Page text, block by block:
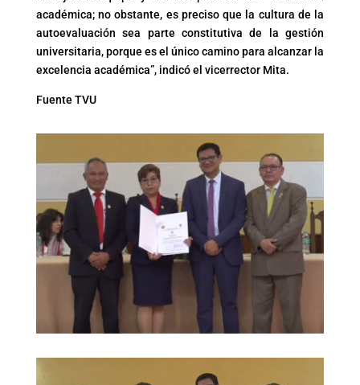
académica; no obstante, es preciso que la cultura de la
autoevaluación sea parte constitutiva de la gestión
universitaria, porque es el único camino para alcanzar la
excelencia académica”, indicó el vicerrector Mita.
Fuente TVU